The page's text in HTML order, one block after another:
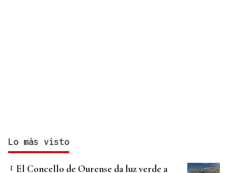
Lo más visto
El Concello de Ourense da luz verde a